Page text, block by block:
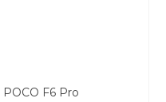
POCO F6 Pro